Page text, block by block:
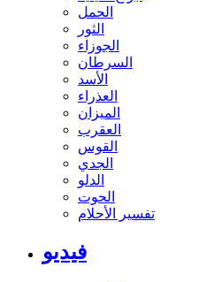
الحمل
الثور
الجوزاء
السرطان
الأسد
العذراء
الميزان
العقرب
القوس
الجدي
الدلو
الحوت
تفسير الأحلام
فيديو